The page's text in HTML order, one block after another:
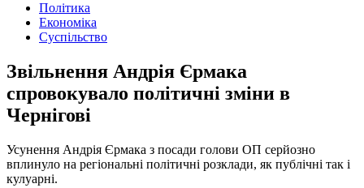
Політика
Економіка
Суспільство
Звільнення Андрія Єрмака
спровокувало політичні зміни в
Чернігові
Усунення Андрія Єрмака з посади голови ОП серйозно
вплинуло на регіональні політичні розклади, як публічні так і
кулуарні.